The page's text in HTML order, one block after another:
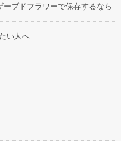
ーブドフラワーで保存するなら
い人へ